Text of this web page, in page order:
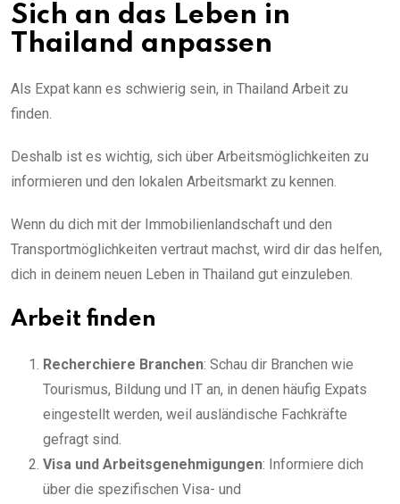
Sich an das Leben in
Thailand anpassen
Als Expat kann es schwierig sein, in Thailand Arbeit zu
finden.
Deshalb ist es wichtig, sich über Arbeitsmöglichkeiten zu
informieren und den lokalen Arbeitsmarkt zu kennen.
Wenn du dich mit der Immobilienlandschaft und den
Transportmöglichkeiten vertraut machst, wird dir das helfen,
dich in deinem neuen Leben in Thailand gut einzuleben.
Arbeit finden
Recherchiere Branchen: Schau dir Branchen wie
Tourismus, Bildung und IT an, in denen häufig Expats
eingestellt werden, weil ausländische Fachkräfte
gefragt sind.
Visa und Arbeitsgenehmigungen: Informiere dich
über die spezifischen Visa- und